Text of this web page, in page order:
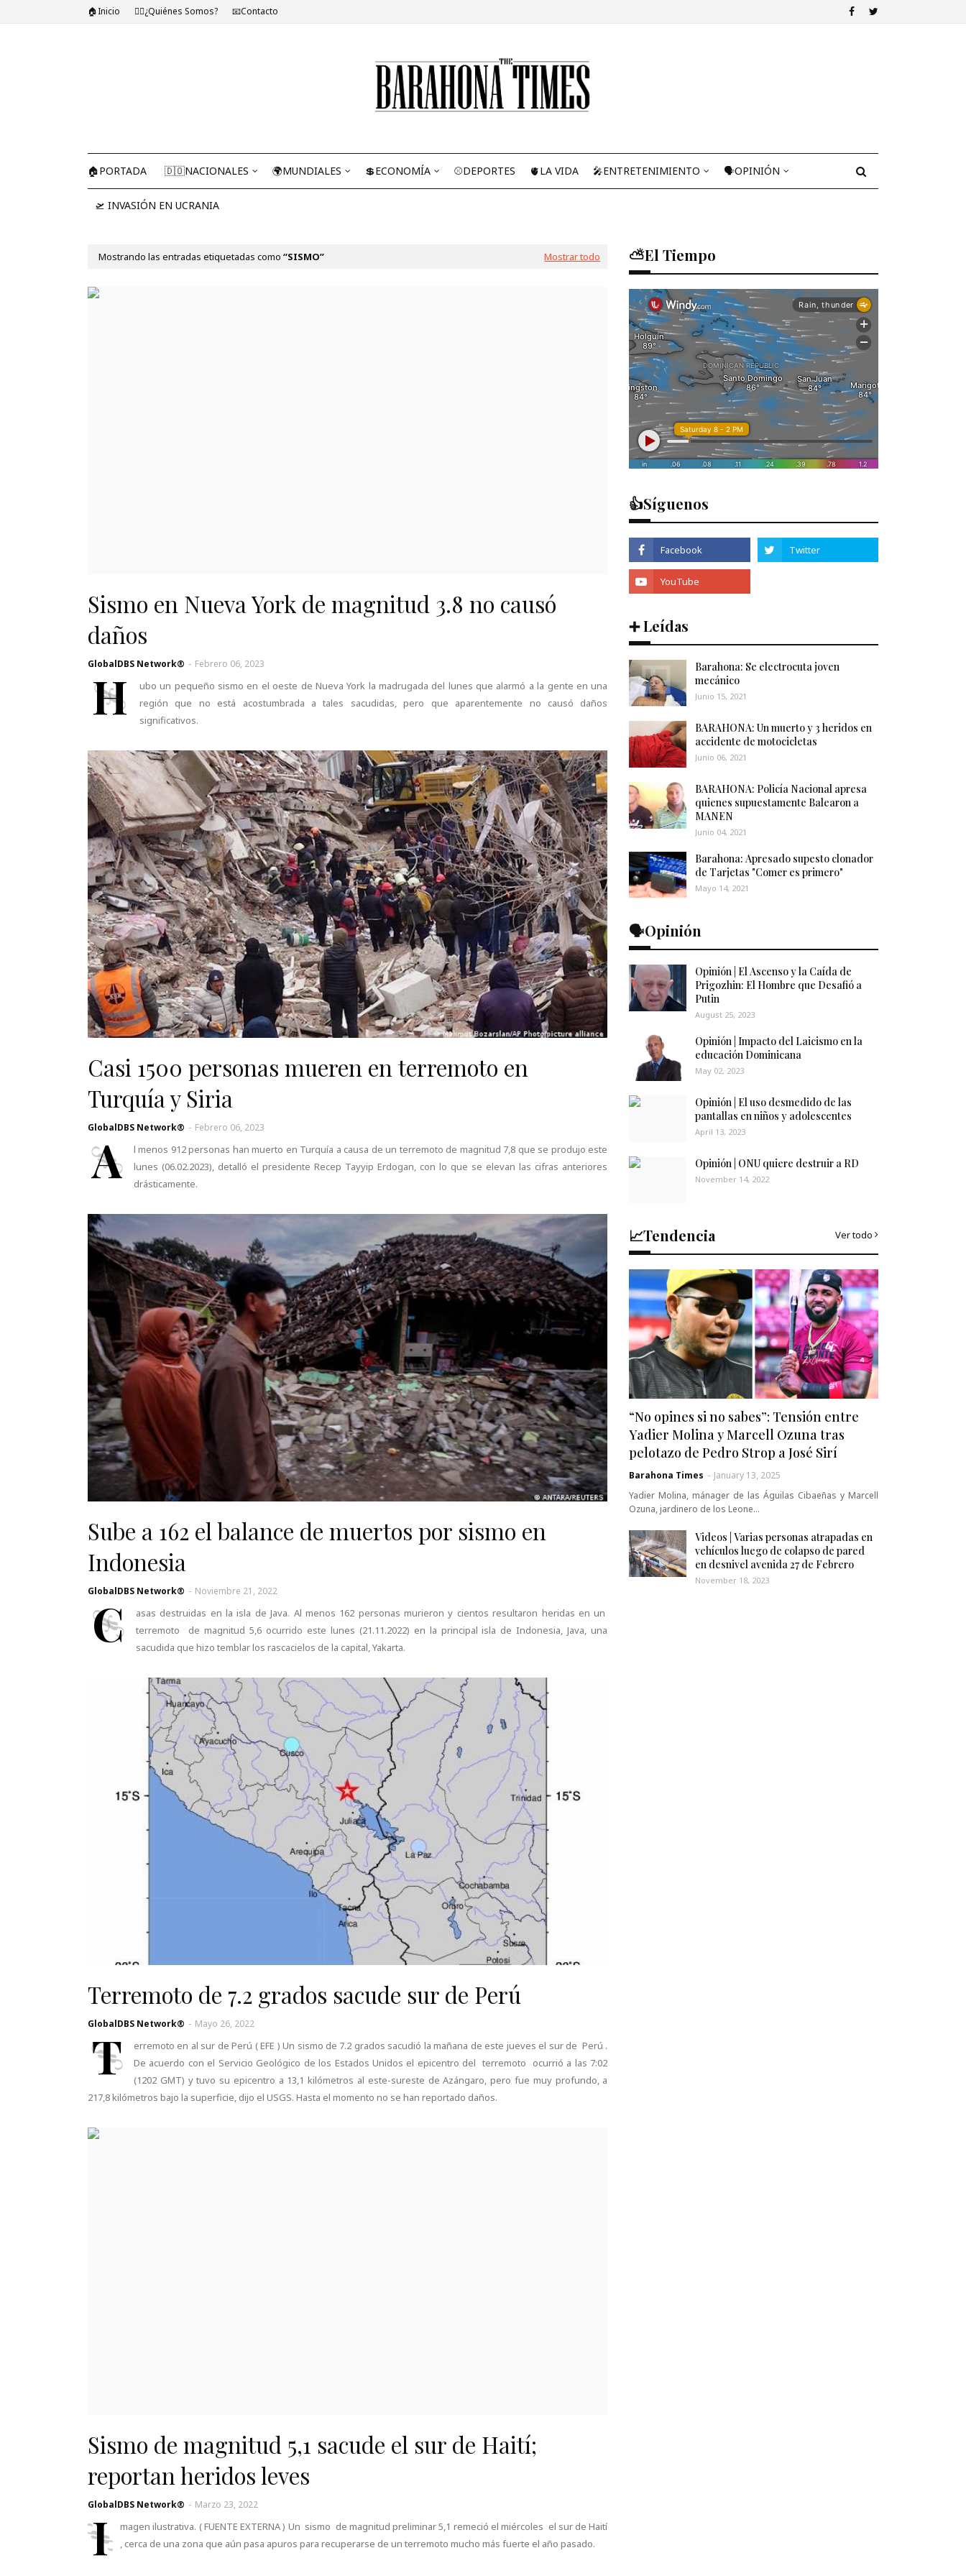
🏠Inicio 🤷‍♂️¿Quiénes Somos? 📧Contacto
🏠PORTADA 🇩🇴NACIONALES 🌍MUNDIALES 💲ECONOMÍA ⚾DEPORTES 🫀LA VIDA 🎤ENTRETENIMIENTO 🗣OPINIÓN
🛫 INVASIÓN EN UCRANIA
Mostrando las entradas etiquetadas como SISMO Mostrar todo
Sismo en Nueva York de magnitud 3.8 no causó
daños
GlobalDBS Network® - Febrero 06, 2023
H
ubo un pequeño sismo en el oeste de Nueva York la madrugada del lunes que alarmó a la gente en una
región que no está acostumbrada a tales sacudidas, pero que aparentemente no causó daños
significativos.
Casi 1500 personas mueren en terremoto en
Turquía y Siria
GlobalDBS Network® - Febrero 06, 2023
A
l menos 912 personas han muerto en Turquía a causa de un terremoto de magnitud 7,8 que se produjo este
lunes (06.02.2023), detalló el presidente Recep Tayyip Erdogan, con lo que se elevan las cifras anteriores
drásticamente.
Sube a 162 el balance de muertos por sismo en
Indonesia
GlobalDBS Network® - Noviembre 21, 2022
C
asas destruidas en la isla de Java. Al menos 162 personas murieron y cientos resultaron heridas en un
terremoto de magnitud 5,6 ocurrido este lunes (21.11.2022) en la principal isla de Indonesia, Java, una
sacudida que hizo temblar los rascacielos de la capital, Yakarta.
Terremoto de 7.2 grados sacude sur de Perú
GlobalDBS Network® - Mayo 26, 2022
T
erremoto en al sur de Perú ( EFE ) Un sismo de 7.2 grados sacudió la mañana de este jueves el sur de Perú .
De acuerdo con el Servicio Geológico de los Estados Unidos el epicentro del terremoto ocurrió a las 7:02
(1202 GMT) y tuvo su epicentro a 13,1 kilómetros al este-sureste de Azángaro, pero fue muy profundo, a
217,8 kilómetros bajo la superficie, dijo el USGS. Hasta el momento no se han reportado daños.
Sismo de magnitud 5,1 sacude el sur de Haití;
reportan heridos leves
GlobalDBS Network® - Marzo 23, 2022
I
magen ilustrativa. ( FUENTE EXTERNA ) Un sismo de magnitud preliminar 5,1 remeció el miércoles el sur de Haití
, cerca de una zona que aún pasa apuros para recuperarse de un terremoto mucho más fuerte el año pasado.
⛅El Tiempo
👍Síguenos
➕ Leídas
Barahona: Se electrocuta joven
mecánico
Junio 15, 2021
BARAHONA: Un muerto y 3 heridos en
accidente de motocicletas
Junio 06, 2021
BARAHONA: Policía Nacional apresa
quienes supuestamente Balearon a
MANEN
Junio 04, 2021
Barahona: Apresado supesto clonador
de Tarjetas "Comer es primero"
Mayo 14, 2021
🗣️Opinión
Opinión | El Ascenso y la Caída de
Prigozhin: El Hombre que Desafió a
Putin
August 25, 2023
Opinión | Impacto del Laicismo en la
educación Dominicana
May 02, 2023
Opinión | El uso desmedido de las
pantallas en niños y adolescentes
April 13, 2023
Opinión | ONU quiere destruir a RD
November 14, 2022
📈Tendencia Ver todo
“No opines si no sabes”: Tensión entre
Yadier Molina y Marcell Ozuna tras
pelotazo de Pedro Strop a José Sirí
Barahona Times - January 13, 2025
Yadier Molina, mánager de las Águilas Cibaeñas y Marcell
Ozuna, jardinero de los Leone…
Videos | Varias personas atrapadas en
vehículos luego de colapso de pared
en desnivel avenida 27 de Febrero
November 18, 2023